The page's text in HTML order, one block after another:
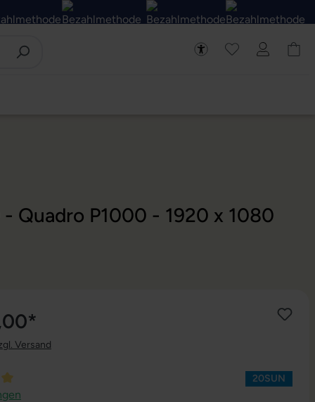
Quadro P1000 - 1920 x 1080
Versand
Bewertung von 5 von 5 Sternen
20SUN